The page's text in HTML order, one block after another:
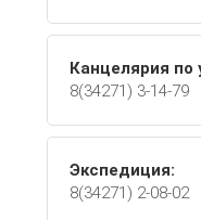
Канцелярия по
8(34271) 3-14-79
Экспедиция:
8(34271) 2-08-02